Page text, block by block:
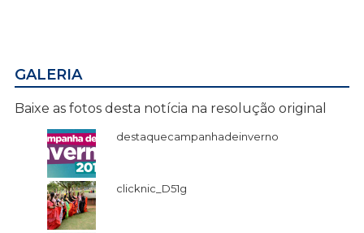
GALERIA
Baixe as fotos desta notícia na resolução original
destaquecampanhadeinverno
clicknic_D51g